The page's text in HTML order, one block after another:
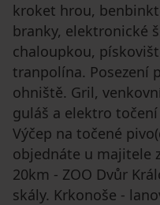
kroket hrou,
branky, elektronické
chaloupkou,
tranpolína. Posezení
ohniště. Gril,
guláš a elektro
Výčep na točené
objednáte u majitele
20km - ZOO Dvůr
skály. Krkonoše -